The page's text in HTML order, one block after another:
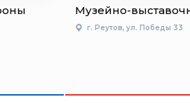
Музейно-
г. Реутов, ул. Победы 33